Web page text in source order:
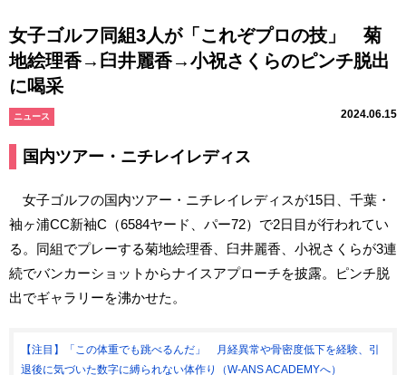
女子ゴルフ同組3人が「これぞプロの技」 菊
地絵理香→臼井麗香→小祝さくらのピンチ脱出
に喝采
ニュース 2024.06.15
国内ツアー・ニチレイレディス
女子ゴルフの国内ツアー・ニチレイレディスが15日、千葉・
袖ヶ浦CC新袖C（6584ヤード、パー72）で2日目が行われてい
る。同組でプレーする菊地絵理香、臼井麗香、小祝さくらが3連
続でバンカーショットからナイスアプローチを披露。ピンチ脱
出でギャラリーを沸かせた。
【注目】「この体重でも跳べるんだ」 月経異常や骨密度低下を経験、引
退後に気づいた数字に縛られない体作り（W-ANS ACADEMYへ）